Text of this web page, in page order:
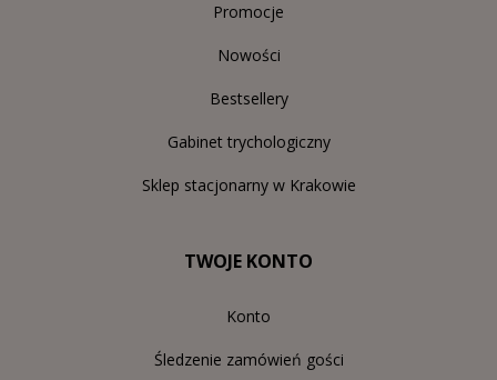
Promocje
Nowości
Bestsellery
Gabinet trychologiczny
Sklep stacjonarny w Krakowie
TWOJE KONTO
Konto
Śledzenie zamówień gości